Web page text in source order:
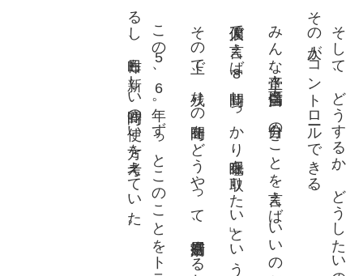
そ
し
て
、
ど
う
す
る
か
、
ど
う
し
た
い
の
か
。
そ
の決定
は
その人
が
コ
ン
ト
ロー
ル
で
き
る
。
みんな正々堂々、自信満々に。自分のことを言えばいいのだ。
僕個人で言えば「8時間しっかり睡眠を取りたい」というのが今の人生の大前提だ。
その上で、残りの時間をどうやって、有効活用するか。
こ
の
5
、
6年
。
ず
っ
と
こ
の
こ
と
を
ト
ラ
イ
し続
け
て
い
るし
、昨日
も新
し
い時間
の使
い方
を考
え
て
い
た
。